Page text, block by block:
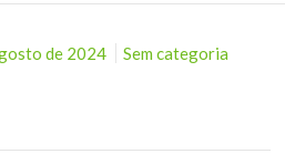
de 2024 Sem categoria